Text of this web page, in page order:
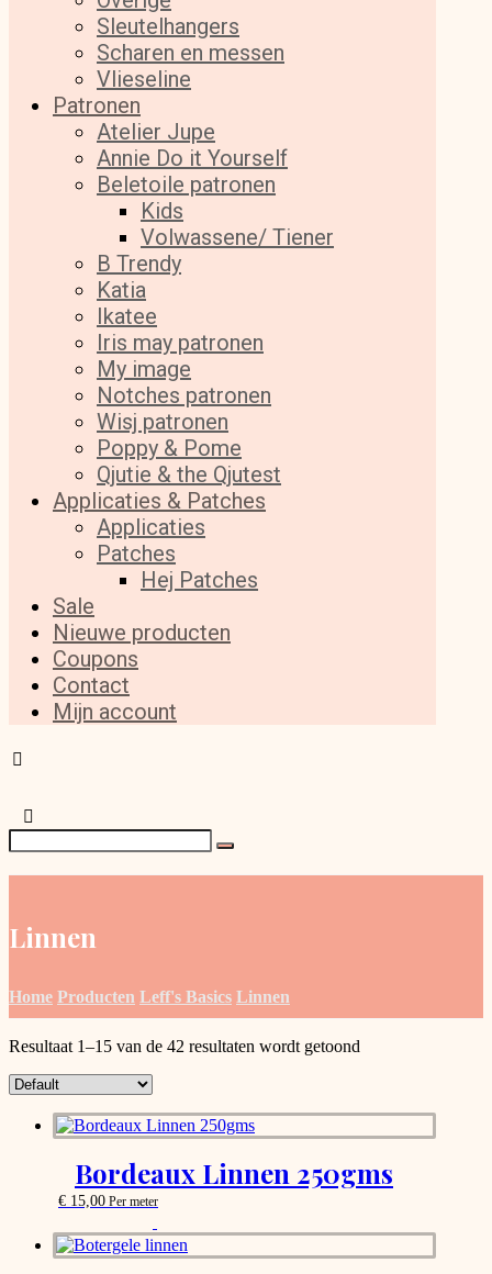
Sleutelhangers
Scharen en messen
Vlieseline
Patronen
Atelier Jupe
Annie Do it Yourself
Beletoile patronen
Kids
Volwassene/ Tiener
B Trendy
Katia
Ikatee
Iris may patronen
My image
Notches patronen
Wisj patronen
Poppy & Pome
Qjutie & the Qjutest
Applicaties & Patches
Applicaties
Patches
Hej Patches
Sale
Nieuwe producten
Coupons
Contact
Mijn account
Linnen
Home Producten Leff's Basics Linnen
Resultaat 1–15 van de 42 resultaten wordt getoond
Bordeaux Linnen 250gms
€ 15,00 Per meter
product
has